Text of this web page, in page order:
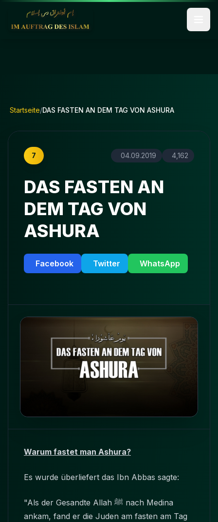
Startseite/DAS FASTEN AN DEM TAG VON ASHURA
7 04.09.2019 4,162
DAS FASTEN AN
DEM TAG VON
ASHURA
Facebook Twitter WhatsApp
Warum fastet man Ashura?
Es wurde überliefert das Ibn Abbas sagte:
"Als der Gesandte Allah ﷺ nach Medina
ankam, fand er die Juden am fasten am Tag